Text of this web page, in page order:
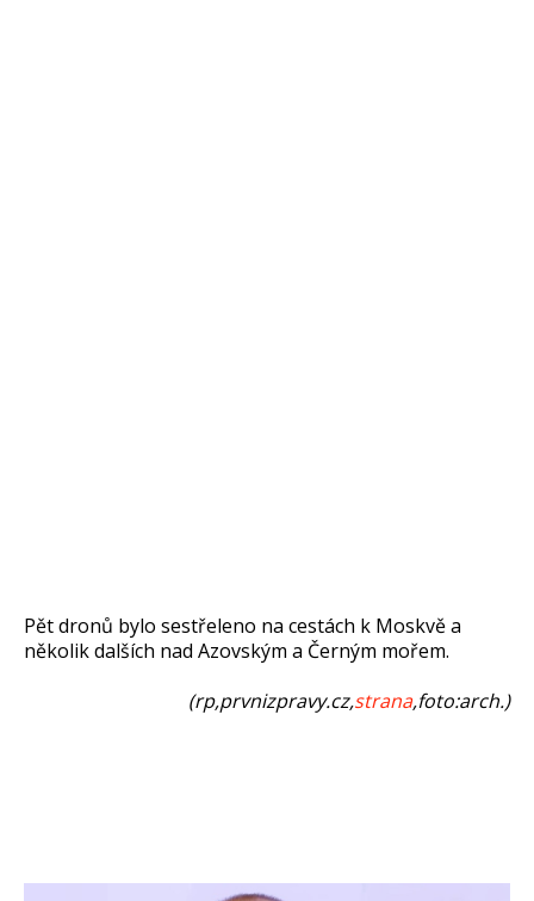
Pět dronů bylo sestřeleno na cestách k Moskvě a
několik dalších nad Azovským a Černým mořem.
(rp,prvnizpravy.cz,strana,foto:arch.)